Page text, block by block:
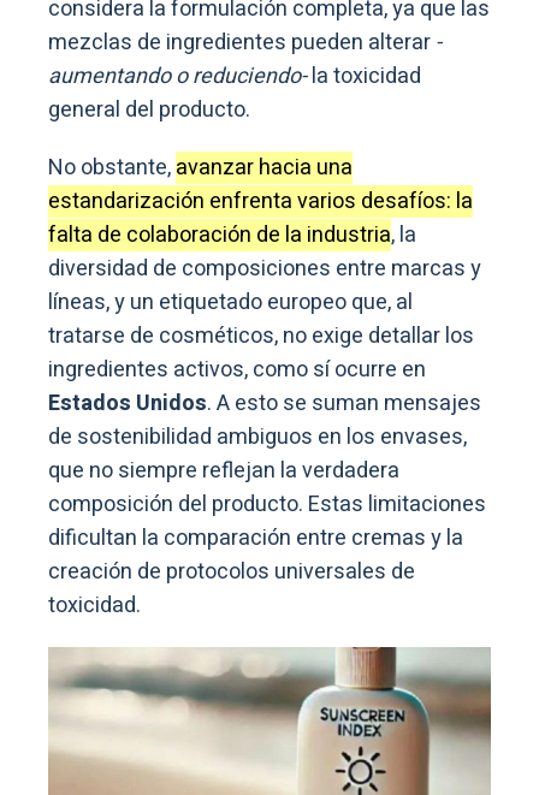
considera la formulación completa, ya que las
mezclas de ingredientes pueden alterar-
aumentando o reduciendo-la toxicidad
general del producto.
No obstante,avanzar hacia una
estandarización enfrenta varios desafíos: la
falta de colaboración de la industria, la
diversidad de composiciones entre marcas y
líneas, y un etiquetado europeo que, al
tratarse de cosméticos, no exige detallar los
ingredientes activos, como sí ocurre en
Estados Unidos. A esto se suman mensajes
de sostenibilidad ambiguos en los envases,
que no siempre reflejan la verdadera
composición del producto. Estas limitaciones
dificultan la comparación entre cremas y la
creación de protocolos universales de
toxicidad.